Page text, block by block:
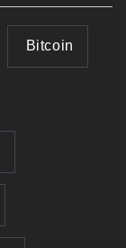
Bitcoin